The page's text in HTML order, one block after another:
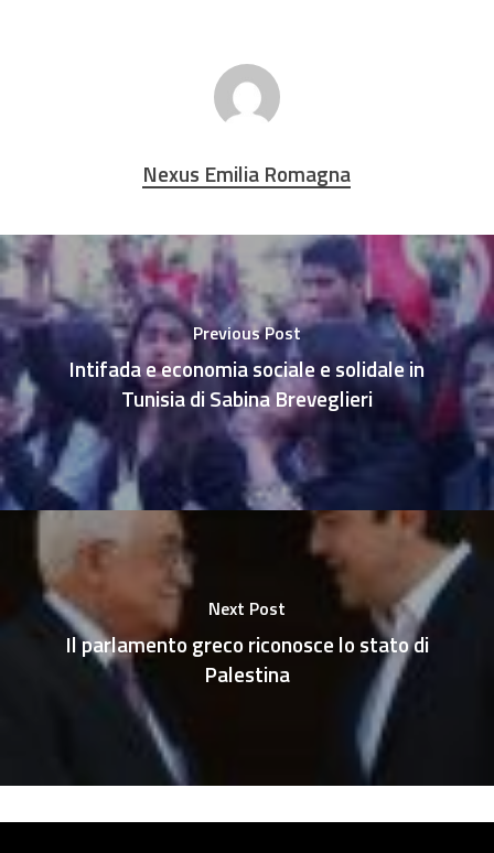
Nexus Emilia Romagna
Previous Post
Intifada e economia sociale e solidale in
Tunisia di Sabina Breveglieri
Next Post
Il parlamento greco riconosce lo stato di
Palestina